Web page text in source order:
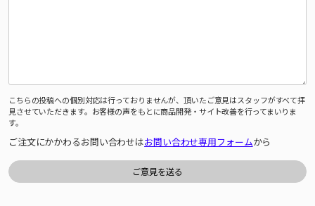
こちらの投稿への個別対応は行っておりませんが、頂いたご意見はスタッフがすべて拝
見させていただきます。お客様の声をもとに商品開発・サイト改善を行ってまいりま
す。
ご注文にかかわるお問い合わせはお問い合わせ専用フォームから